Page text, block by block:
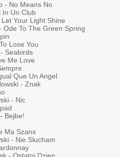
- No Means No
In Un Club
Your Light Shine
Ode To The Green Spring
Lose You
Seabirds
Me Love
Que Un Angel
- Znak
- Nic
Bejbe!
Ma Szans
- Nie Slucham